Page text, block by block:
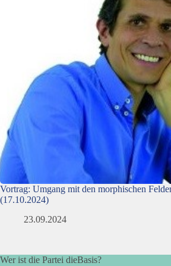
Vortrag: Umgang mit den morphischen
(17.10.2024)
23.09.2024
Wer ist die Partei dieBasis?